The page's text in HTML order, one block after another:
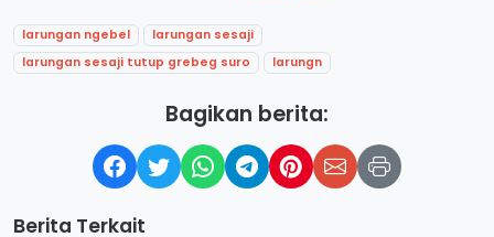
larungan ngebel
larungan sesaji
larungan sesaji tutup grebeg suro
larungn
Bagikan berita:
Berita Terkait